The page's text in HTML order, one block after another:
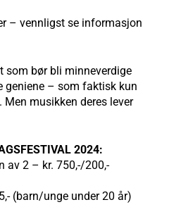
– vennligst se informasjon
som bør bli minneverdige
geniene – som faktisk kun
musikken deres lever
2024:
av 2 – kr. 750,-/200,-
(barn/unge under 20 år)